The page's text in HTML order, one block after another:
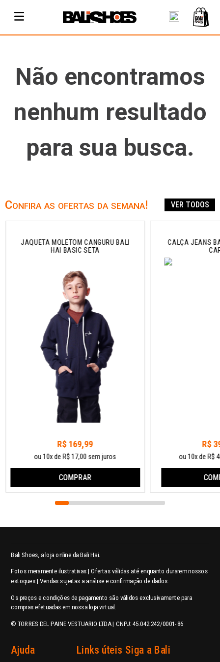
Não encontramos
nenhum resultado
para sua busca.
Confira as ofertas da semana! VER TODOS
JAQUETA MOLETOM CANGURU BALI
HAI BASIC SETA
R$ 169,99
ou 10x de R$ 17,00 sem juros
COMPRAR
CALÇA JEANS
R$
ou 10x de R$
Bali Shoes, a loja online da Bali Hai.
Fotos meramente ilustrativas | Ofertas válidas até enquanto durarem nossos
estoques | Vendas sujeitas a análise e confirmação de dados.
Os preços e condições de pagamento são válidos exclusivamente para
compras efetuadas em nossa loja virtual.
© TORRES DEL PAINE VESTUARIO LTDA | CNPJ: 45.042.242/0001-86
Ajuda Links úteis Siga a Bali